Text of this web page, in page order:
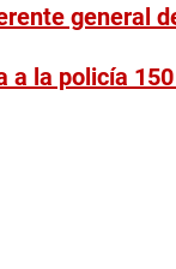
general
a la policía